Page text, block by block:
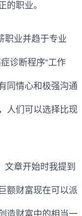
的职业。
职业并趋于专业
诊断程序”工作
同情心和极强沟通
人们可以选择比现
文章开始时我提到
额财富现在可以派